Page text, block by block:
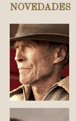
NOVEDADES